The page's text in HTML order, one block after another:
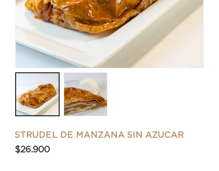
STRUDEL DE MANZANA SIN AZUCAR
$26.900